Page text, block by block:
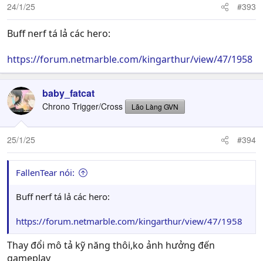
24/1/25 #393
Buff nerf tá lả các hero:
https://forum.netmarble.com/kingarthur/view/47/1958
baby_fatcat
Chrono Trigger/Cross Lão Làng GVN
25/1/25 #394
FallenTear nói:
Buff nerf tá lả các hero:
https://forum.netmarble.com/kingarthur/view/47/1958
Thay đổi mô tả kỹ năng thôi,ko ảnh hưởng đến
gameplay